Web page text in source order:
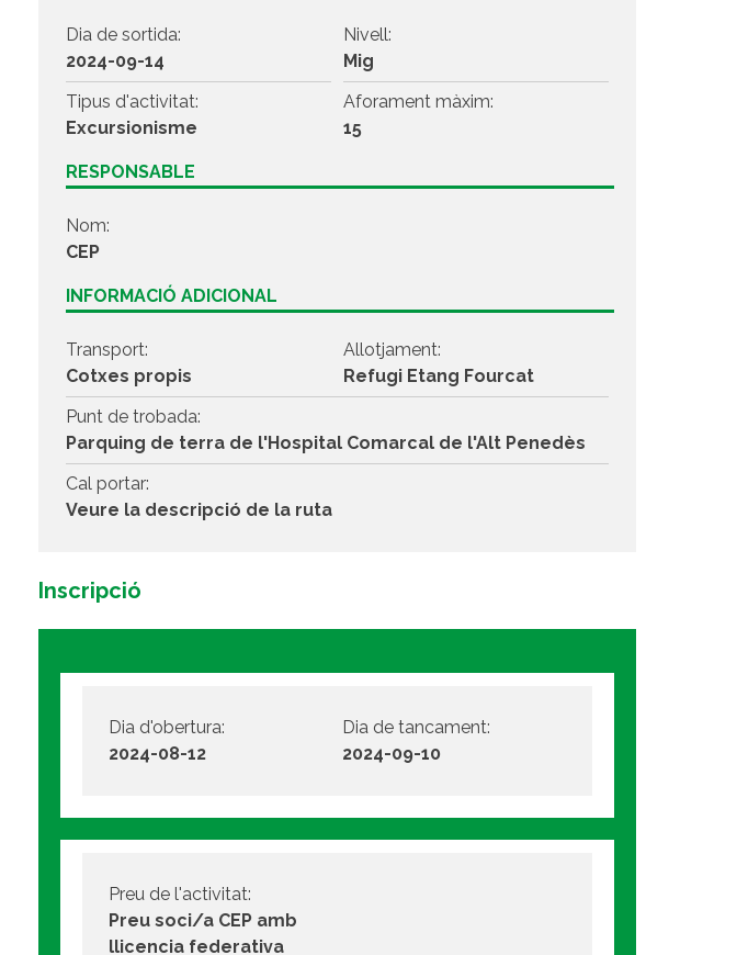
Dia de sortida:
2024-09-14
Nivell:
Mig
Tipus d'activitat:
Excursionisme
Aforament màxim:
15
RESPONSABLE
Nom:
CEP
INFORMACIÓ ADICIONAL
Transport:
Cotxes propis
Allotjament:
Refugi Etang Fourcat
Punt de trobada:
Parquing de terra de l'Hospital Comarcal de l'Alt Penedès
Cal portar:
Veure la descripció de la ruta
Inscripció
Dia d'obertura:
2024-08-12
Dia de tancament:
2024-09-10
Preu de l'activitat:
Preu soci/a CEP amb
llicencia federativa